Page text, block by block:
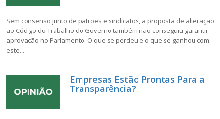
Sem consenso junto de patrões e sindicatos, a proposta de alteração
ao Código do Trabalho do Governo também não conseguiu garantir
aprovação no Parlamento. O que se perdeu e o que se ganhou com
este...
Empresas Estão Prontas Para a
Transparência?